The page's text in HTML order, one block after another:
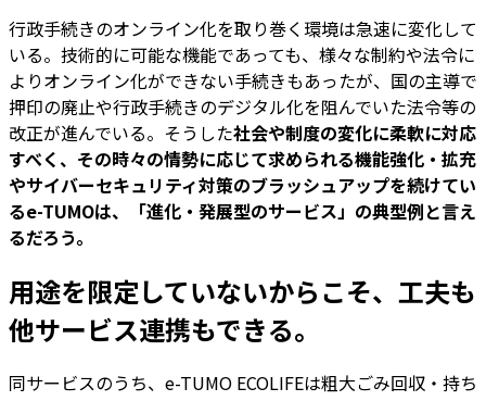
行政手続きのオンライン化を取り巻く環境は急速に変化して
いる。技術的に可能な機能であっても、様々な制約や法令に
よりオンライン化ができない手続きもあったが、国の主導で
押印の廃止や行政手続きのデジタル化を阻んでいた法令等の
改正が進んでいる。そうした社会や制度の変化に柔軟に対応
すべく、その時々の情勢に応じて求められる機能強化・拡充
やサイバーセキュリティ対策のブラッシュアップを続けてい
るe-TUMOは、「進化・発展型のサービス」の典型例と言え
るだろう。
用途を限定していないからこそ、工夫も
他サービス連携もできる。
同サービスのうち、e-TUMO ECOLIFEは粗大ごみ回収・持ち